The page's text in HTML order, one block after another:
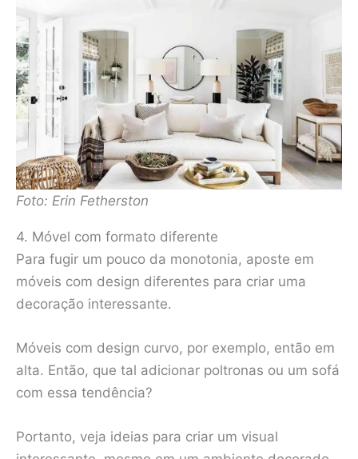
Foto: Erin Fetherston
4. Móvel com formato diferente
Para fugir um pouco da monotonia, aposte em
móveis com design diferentes para criar uma
decoração interessante.
Móveis com design curvo, por exemplo, então em
alta. Então, que tal adicionar poltronas ou um sofá
com essa tendência?
Portanto, veja ideias para criar um visual